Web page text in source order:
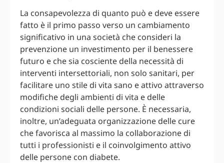
La consapevolezza di quanto può e deve essere
fatto è il primo passo verso un cambiamento
significativo in una società che consideri la
prevenzione un investimento per il benessere
futuro e che sia cosciente della necessità di
interventi intersettoriali, non solo sanitari, per
facilitare uno stile di vita sano e attivo attraverso
modifiche degli ambienti di vita e delle
condizioni sociali delle persone. È necessaria,
inoltre, un’adeguata organizzazione delle cure
che favorisca al massimo la collaborazione di
tutti i professionisti e il coinvolgimento attivo
delle persone con diabete.